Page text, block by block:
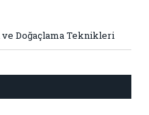
ve Doğaçlama Teknikleri